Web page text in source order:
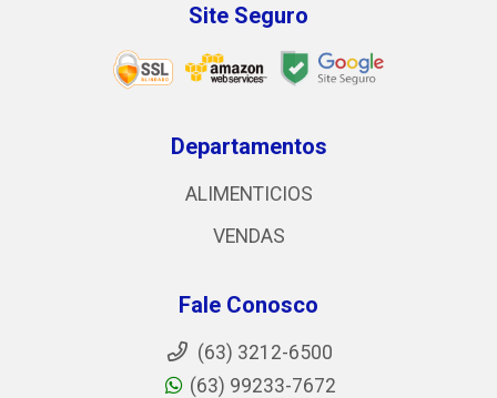
Site Seguro
Departamentos
ALIMENTICIOS
VENDAS
Fale Conosco
(63) 3212-6500
(63) 99233-7672